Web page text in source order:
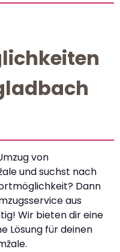
von
und suchst nach
Dann
aus
Wir bieten dir eine
Lösung für deinen